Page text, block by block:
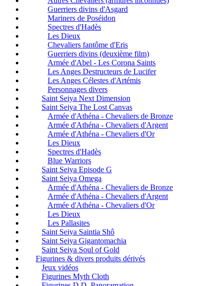
Guerriers divins d'Asgard
Mariners de Poséidon
Spectres d'Hadès
Les Dieux
Chevaliers fantôme d'Eris
Guerriers divins (deuxième film)
Armée d'Abel - Les Corona Saints
Les Anges Destructeurs de Lucifer
Les Anges Célestes d'Artémis
Personnages divers
Saint Seiya Next Dimension
Saint Seiya The Lost Canvas
Armée d'Athéna - Chevaliers de Bronze
Armée d'Athéna - Chevaliers d'Argent
Armée d'Athéna - Chevaliers d'Or
Les Dieux
Spectres d'Hadès
Blue Warriors
Saint Seiya Episode G
Saint Seiya Omega
Armée d'Athéna - Chevaliers de Bronze
Armée d'Athéna - Chevaliers d'Argent
Armée d'Athéna - Chevaliers d'Or
Les Dieux
Les Pallasites
Saint Seiya Saintia Shô
Saint Seiya Gigantomachia
Saint Seiya Soul of Gold
Figurines & divers produits dérivés
Jeux vidéos
Figurines Myth Cloth